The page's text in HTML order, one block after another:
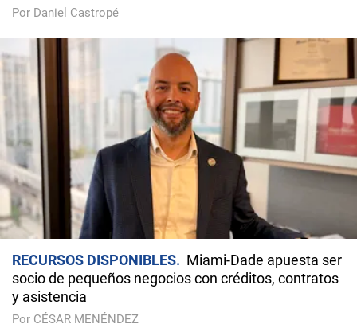
Por Daniel Castropé
RECURSOS DISPONIBLES
Miami-Dade apuesta ser
socio de pequeños negocios con créditos, contratos
y asistencia
Por CÉSAR MENÉNDEZ